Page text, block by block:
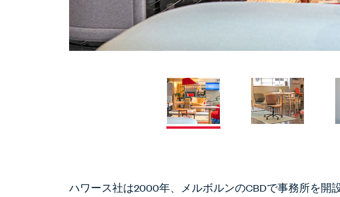
ハワース社は2000年、メルボルンのCBDで事務所を